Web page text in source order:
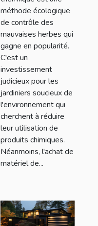
méthode écologique
de contrôle des
mauvaises herbes qui
gagne en popularité.
C'est un
investissement
judicieux pour les
jardiniers soucieux de
l'environnement qui
cherchent à réduire
leur utilisation de
produits chimiques.
Néanmoins, l'achat de
matériel de...